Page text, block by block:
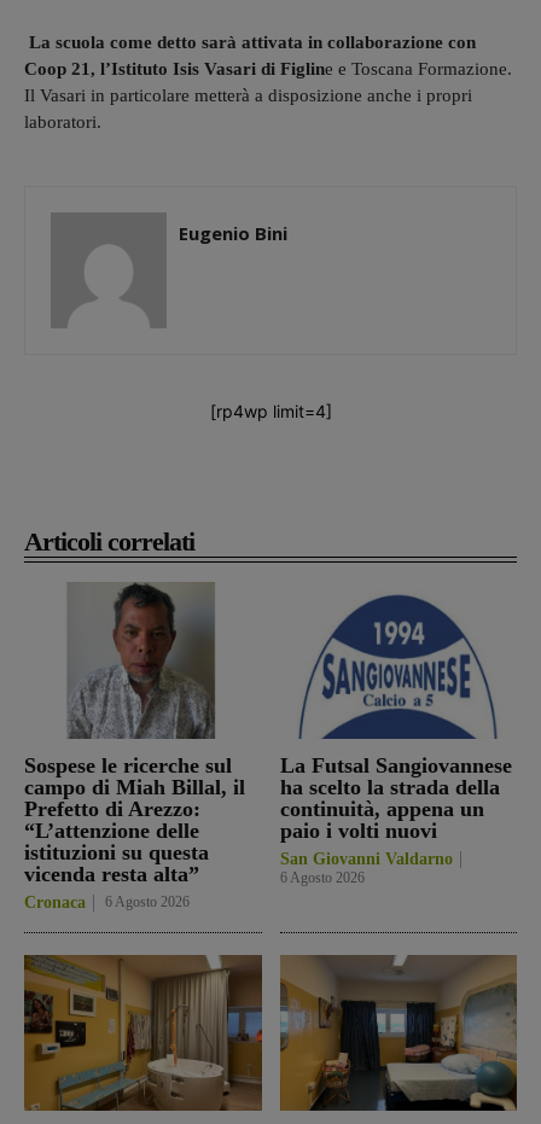
Articoli correlati
Sospese le ricerche sul
campo di Miah Billal, il
Prefetto di Arezzo:
“L’attenzione delle
istituzioni su questa
vicenda resta alta”
Cronaca 6 Agosto 2026
La Futsal Sangiovannese
ha scelto la strada della
continuità, appena un
paio i volti nuovi
San Giovanni Valdarno
6 Agosto 2026
La scuola come detto sarà attivata in collaborazione con
Coop 21, l’Istituto Isis Vasari di Figline e Toscana Formazione.
Il Vasari in particolare metterà a disposizione anche i propri
laboratori.
Eugenio Bini
[rp4wp limit=4]